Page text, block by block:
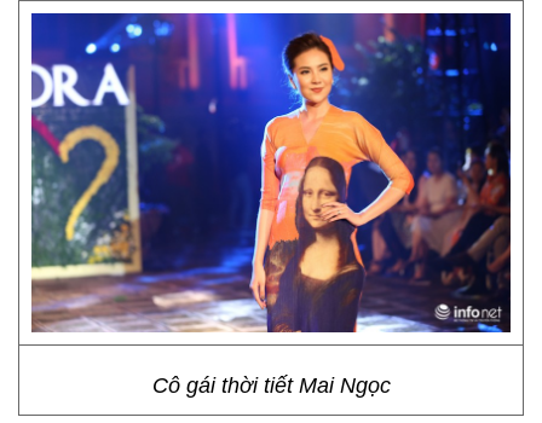
Cô gái thời tiết Mai Ngọc